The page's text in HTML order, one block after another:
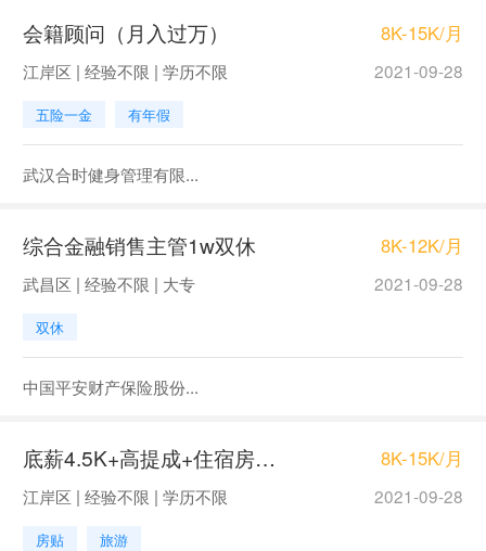
会籍顾问（月入过万） 8K-15K/月
江岸区 | 经验不限 | 学历不限 2021-09-28
五险一金 有年假
武汉合时健身管理有限...
综合金融销售主管1w双休 8K-12K/月
武昌区 | 经验不限 | 大专 2021-09-28
双休
中国平安财产保险股份...
底薪4.5K+高提成+住宿房产销售 8K-15K/月
江岸区 | 经验不限 | 学历不限 2021-09-28
房贴 旅游